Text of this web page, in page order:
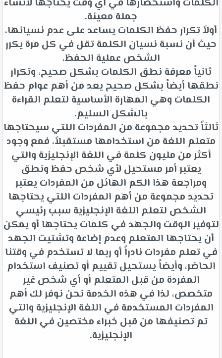
الكلمات واستحضارها في أي وقت يحتاجها لأنشاء
جملة معينة.
أولاً تكرار حفظ الكلمات يساعد على عدم نسيانها،
حيث أن نسبة نسيان الكلمة تقل في كل مرة يكرر
الشخص عملية الحفظ.
ثانياً معرفة نطق الكلمات بشكل صحيح، وتكرار
نطقها أيضاً بشكل صحيح يعد من أهم عوام حفظ
الكلمات وهي المهارة الأساسية لتعلم القراءة
بالشكل السليم.
ثالثاً تحديد مجموعة من المفردات اللتي سيحتاجها
متعلم اللغة من استخدامها مستقبلاً، فمع وجود
أكثر من مليون كلمة في اللغة الإنجليزية والتي
يعتبر أمر مستحيل لأي شخص حفظ ونطق
ومراجعة هذا الكم الهائل من المفردات يعتبر
تحديد مجموعة من أهم المفردات اللتي يحتاجها
الشخص لتعلم اللغة الإنجليزية سبب رئيسي
لتوفير الوقت والجهد في كلمات يحتاجها أو يمكن
أن يحتاجها المتعلم وعدم إضاعة وتشتيت الجهد
في تعلم مفردات نادراً أو ربما لا تستخدم في وقتنا
الحاضر، وأيضاً يستحيل تقييم أو تصنيف استخدام
المفردة من قبل المتعلم أو أي شخص غير
متخصص، لذا في هذه الخدمة نحن نوفر لك أهم
المفردات المستخدمة في اللغة الإنجليزية والتي
تم تصنيفها من قبل خبراء مختصين في اللغة
الإنجليزية.